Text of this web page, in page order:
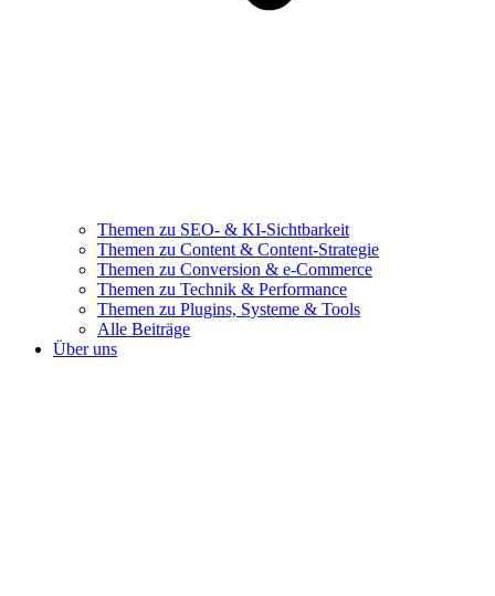
Themen zu SEO- & KI-Sichtbarkeit
Themen zu Content & Content-Strategie
Themen zu Conversion & e-Commerce
Themen zu Technik & Performance
Themen zu Plugins, Systeme & Tools
Alle Beiträge
Über uns